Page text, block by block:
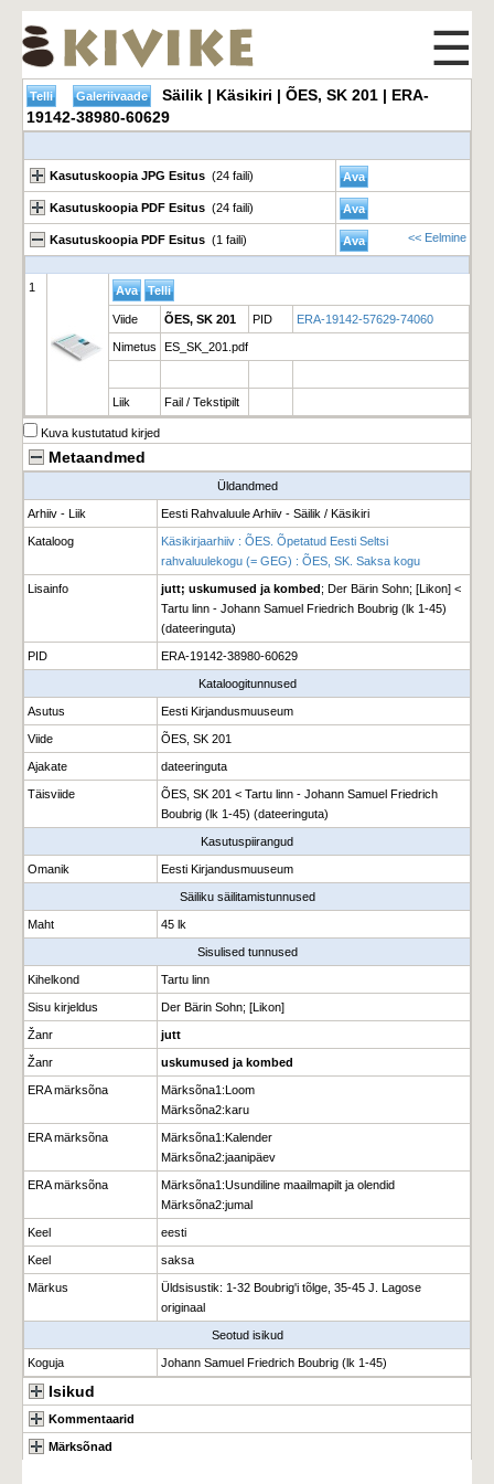
☰
Säilik | Käsikiri | ÕES, SK 201 | ERA-
19142-38980-60629
Kasutuskoopia JPG Esitus (24 faili)
Kasutuskoopia PDF Esitus (24 faili)
Kasutuskoopia PDF Esitus (1 faili) << Eelmine
1
Viide ÕES, SK 201 PID ERA-19142-57629-74060
Nimetus ES_SK_201.pdf
Liik Fail / Tekstipilt
Kuva kustutatud kirjed
Metaandmed
Üldandmed
Arhiiv - Liik Eesti Rahvaluule Arhiiv - Säilik / Käsikiri
Kataloog
Käsikirjaarhiiv : ÕES. Õpetatud Eesti Seltsi
rahvaluulekogu (= GEG) : ÕES, SK. Saksa kogu
Lisainfo jutt; uskumused ja kombed; Der Bärin Sohn; [Likon] <
Tartu linn - Johann Samuel Friedrich Boubrig (lk 1-45)
(dateeringuta)
PID ERA-19142-38980-60629
Kataloogitunnused
Asutus Eesti Kirjandusmuuseum
Viide ÕES, SK 201
Ajakate dateeringuta
Täisviide
ÕES, SK 201 < Tartu linn - Johann Samuel Friedrich
Boubrig (lk 1-45) (dateeringuta)
Kasutuspiirangud
Omanik Eesti Kirjandusmuuseum
Säiliku säilitamistunnused
Maht 45 lk
Sisulised tunnused
Kihelkond Tartu linn
Sisu kirjeldus Der Bärin Sohn; [Likon]
Žanr jutt
Žanr uskumused ja kombed
ERA märksõna Märksõna1 :Loom
Märksõna2:karu
ERA märksõna Märksõna1 :Kalender
Märksõna2:jaanipäev
ERA märksõna Märksõna1 :Usundiline maailmapilt ja olendid
Märksõna2:jumal
Keel eesti
Keel saksa
Märkus
Üldsisustik: 1-32 Boubrig'i tõlge, 35-45 J. Lagose
originaal
Seotud isikud
Koguja Johann Samuel Friedrich Boubrig (lk 1-45)
Isikud
Kommentaarid
Märksõnad